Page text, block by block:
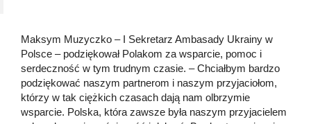
Maksym Muzyczko – I Sekretarz Ambasady Ukrainy w
Polsce – podziękował Polakom za wsparcie, pomoc i
serdeczność w tym trudnym czasie. – Chciałbym bardzo
podziękować naszym partnerom i naszym przyjaciołom,
którzy w tak ciężkich czasach dają nam olbrzymie
wsparcie. Polska, która zawsze była naszym przyjacielem